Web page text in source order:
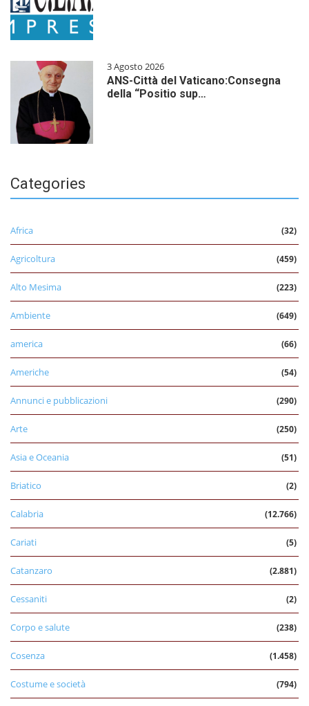
3 Agosto 2026
ANS-Città del Vaticano:Consegna
della “Positio sup…
Categories
Africa (32)
Agricoltura (459)
Alto Mesima (223)
Ambiente (649)
america (66)
Americhe (54)
Annunci e pubblicazioni (290)
Arte (250)
Asia e Oceania (51)
Briatico (2)
Calabria (12.766)
Cariati (5)
Catanzaro (2.881)
Cessaniti (2)
Corpo e salute (238)
Cosenza (1.458)
Costume e società (794)